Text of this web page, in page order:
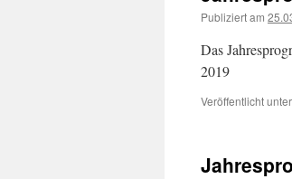
Publiziert am
Das
2019
Veröffentlicht unter